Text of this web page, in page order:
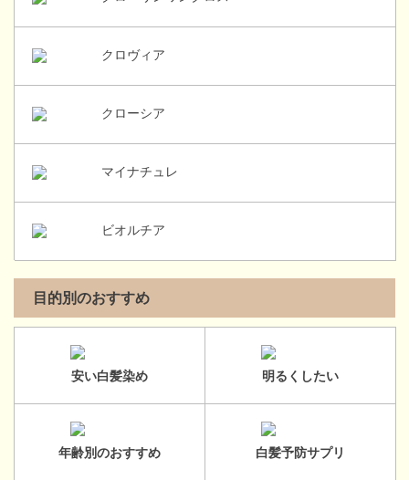
クロヴィア
クローシア
マイナチュレ
ビオルチア
目的別のおすすめ
安い白髪染め 明るくしたい
年齢別のおすすめ 白髪予防サプリ